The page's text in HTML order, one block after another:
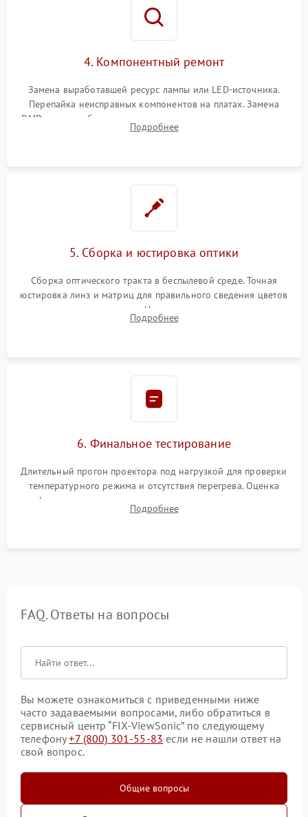
4. Компонентный ремонт
Замена выработавшей ресурс лампы или LED-источника.
Перепайка неисправных компонентов на платах. Замена
DMD-чипа при битых пикселях, установка нового цветового
колеса или восстановление сгоревших поляризационных
Подробнее
5. Сборка и юстировка оптики
Сборка оптического тракта в беспылевой среде. Точная
юстировка линз и матриц для правильного сведения цветов
и устранения размытия. Надежное подключение всех
шлейфов, установка датчиков и закрытие корпуса
Подробнее
6. Финальное тестирование
Длительный прогон проектора под нагрузкой для проверки
температурного режима и отсутствия перегрева. Оценка
фокуса, контрастности и цветопередачи на тестовых
таблицах. Проверка работы всех видеовходов и кнопок
Подробнее
FAQ. Ответы на вопросы
Вы можете ознакомиться с приведенными ниже
часто задаваемыми вопросами, либо обратиться в
сервисный центр “FIX-ViewSonic” по следующему
телефону+7 (800) 301-55-83 если не нашли ответ на
свой вопрос.
Общие вопросы